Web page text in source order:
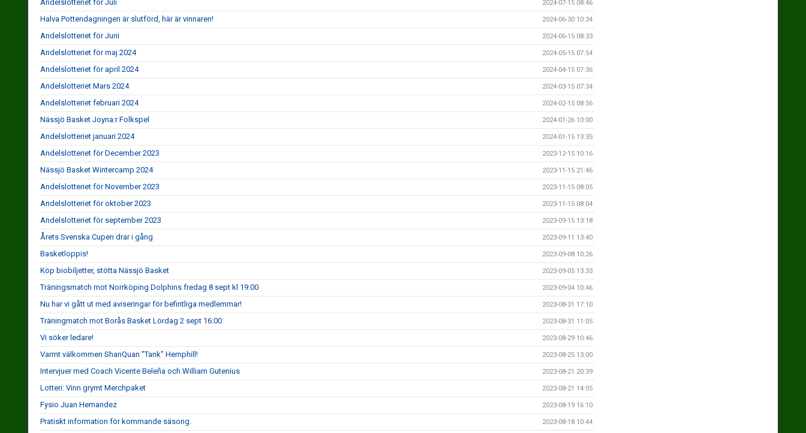
Andelslotteriet för Juli 2024-07-15 08:46
Halva Pottendagningen är slutförd, här är vinnaren! 2024-06-30 10:34
Andelslotteriet för Juni 2024-06-15 08:33
Andelslotteriet för maj 2024 2024-05-15 07:54
Andelslotteriet för april 2024 2024-04-15 07:36
Andelslotteriet Mars 2024 2024-03-15 07:34
Andelslotteriet februari 2024 2024-02-15 08:56
Nässjö Basket Joyna:r Folkspel 2024-01-26 10:00
Andelslotteriet januari 2024 2024-01-15 13:35
Andelslotteriet för December 2023 2023-12-15 10:16
Nässjö Basket Wintercamp 2024 2023-11-15 21:46
Andelslotteriet för November 2023 2023-11-15 08:05
Andelslotteriet för oktober 2023 2023-11-15 08:04
Andelslotteriet för september 2023 2023-09-15 13:18
Årets Svenska Cupen drar i gång 2023-09-11 13:40
Basketloppis! 2023-09-08 10:26
Köp biobiljetter, stötta Nässjö Basket 2023-09-05 13:33
Träningsmatch mot Norrköping Dolphins fredag 8 sept kl 19:00 2023-09-04 10:46
Nu har vi gått ut med aviseringar för befintliga medlemmar! 2023-08-31 17:10
Träningmatch mot Borås Basket Lördag 2 sept 16:00 2023-08-31 11:05
Vi söker ledare! 2023-08-29 10:46
Varmt välkommen ShanQuan "Tank" Hemphill! 2023-08-25 13:00
Intervjuer med Coach Vicente Beleña och William Gutenius 2023-08-21 20:39
Lotteri: Vinn grymt Merchpaket 2023-08-21 14:05
Fysio Juan Hernandez 2023-08-19 16:10
Pratiskt information för kommande säsong. 2023-08-18 10:44